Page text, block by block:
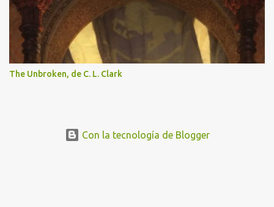
The Unbroken, de C. L. Clark
Con la tecnología de Blogger